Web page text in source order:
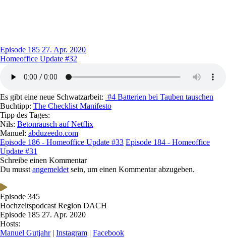
Episode 185 27. Apr. 2020
Homeoffice Update #32
Es gibt eine neue Schwatzarbeit: #4 Batterien bei Tauben tauschen
Buchtipp: The Checklist Manifesto
Tipp des Tages:
Nils: Betonrausch auf Netflix
Manuel: abduzeedo.com
Episode 186 - Homeoffice Update #33 Episode 184 - Homeoffice
Update #31
Schreibe einen Kommentar
Du musst angemeldet sein, um einen Kommentar abzugeben.
Episode 345
Hochzeitspodcast Region DACH
Episode 185 27. Apr. 2020
Hosts:
Manuel Gutjahr| Instagram | Facebook